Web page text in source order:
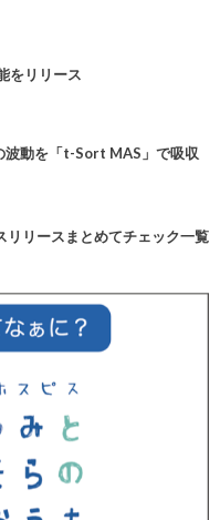
をリリース
波動を「t-Sort MAS」で吸収
リリースまとめてチェック一覧